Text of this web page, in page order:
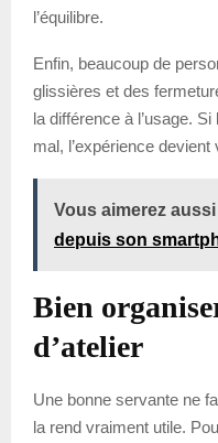
l’équilibre.
Enfin, beaucoup de
glissières et des
la différence à l’usage.
mal, l’expérience devient
Vous aimerez aussi
depuis son
Bien
d’atelier
Une bonne servante ne
la rend vraiment utile.